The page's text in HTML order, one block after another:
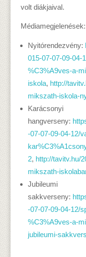
volt diákjaival.
Médiamegjelenések:
Nyitórendezvény:
015-07-07-09-04-
%C3%A9ves-a-
iskola, http://
mikszath-iskola-
Karácsonyi
hangverseny:
-07-07-09-04-12/
2, http://tavitv.hu/
mikszath-
Jubileumi
sakkverseny:
-07-07-09-04-12/
%C3%A9ves-a-
jubileumi-